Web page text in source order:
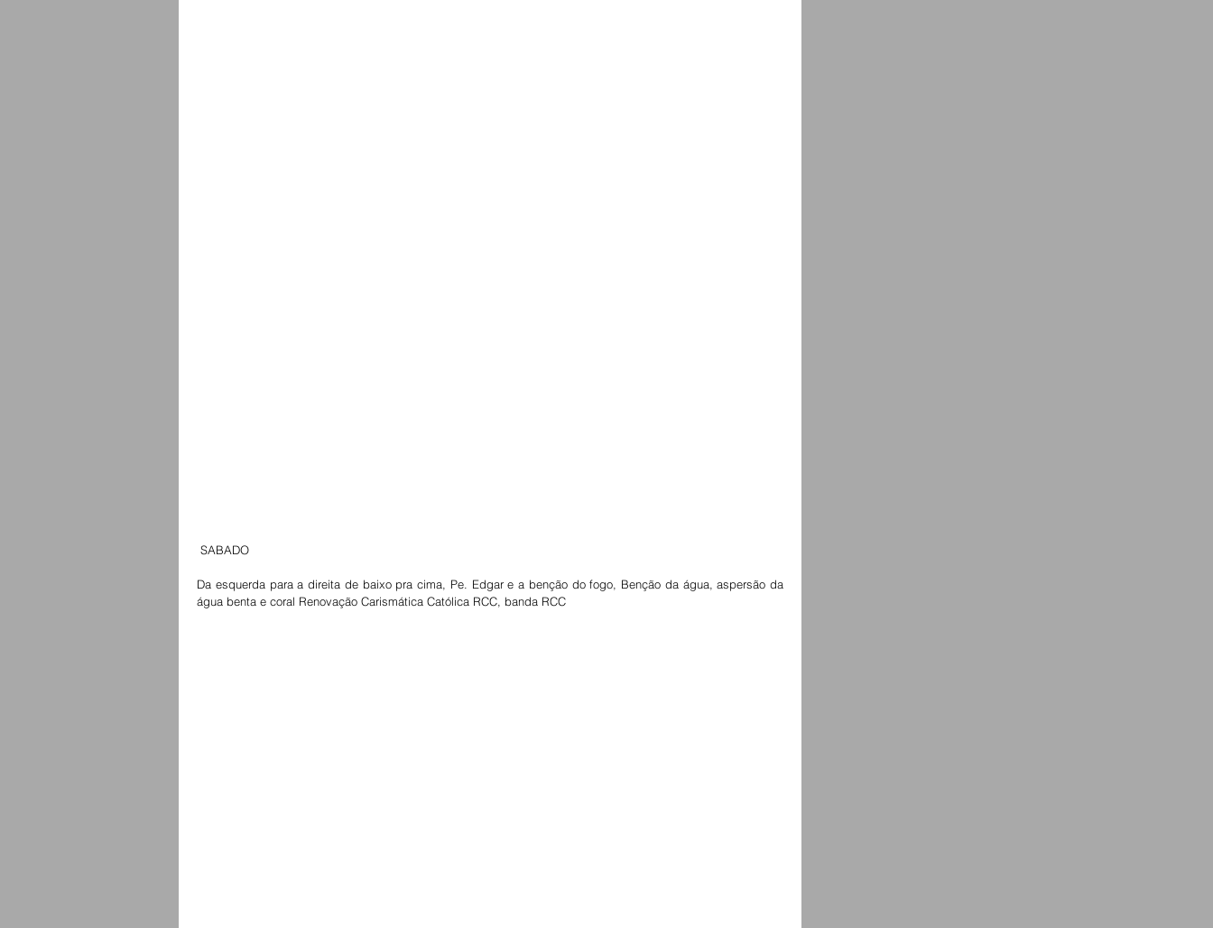
SABADO
Da esquerda para a direita de baixo pra cima, Pe. Edgar e a benção do fogo, Benção da água, aspersão da
água benta e coral Renovação Carismática Católica RCC, banda RCC